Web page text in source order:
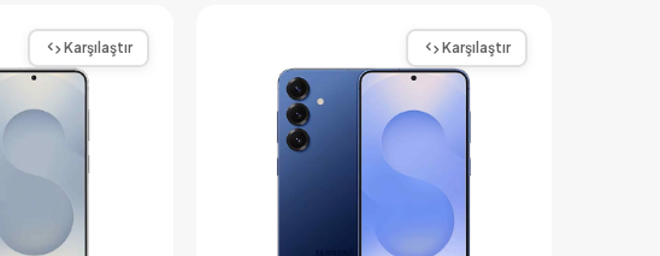
Karşılaştır Karşılaştır